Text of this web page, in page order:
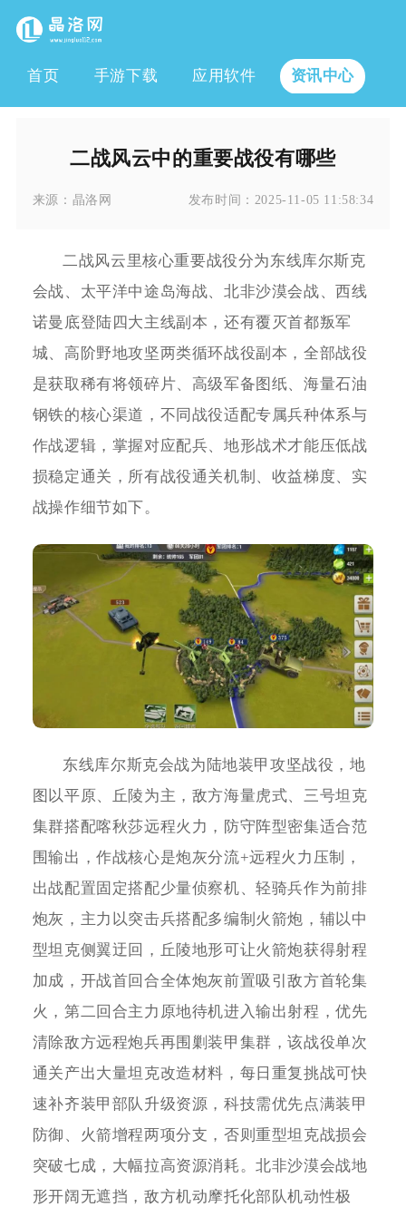
首页 手游下载 应用软件 资讯中心
二战风云中的重要战役有哪些
来源： 晶洛网 发布时间： 2025-11-05 11:58:34
二战风云里核心重要战役分为东线库尔斯克
会战、太平洋中途岛海战、北非沙漠会战、西线
诺曼底登陆四大主线副本，还有覆灭首都叛军
城、高阶野地攻坚两类循环战役副本，全部战役
是获取稀有将领碎片、高级军备图纸、海量石油
钢铁的核心渠道，不同战役适配专属兵种体系与
作战逻辑，掌握对应配兵、地形战术才能压低战
损稳定通关，所有战役通关机制、收益梯度、实
战操作细节如下。
东线库尔斯克会战为陆地装甲攻坚战役，地
图以平原、丘陵为主，敌方海量虎式、三号坦克
集群搭配喀秋莎远程火力，防守阵型密集适合范
围输出，作战核心是炮灰分流+远程火力压制，
出战配置固定搭配少量侦察机、轻骑兵作为前排
炮灰，主力以突击兵搭配多编制火箭炮，辅以中
型坦克侧翼迂回，丘陵地形可让火箭炮获得射程
加成，开战首回合全体炮灰前置吸引敌方首轮集
火，第二回合主力原地待机进入输出射程，优先
清除敌方远程炮兵再围剿装甲集群，该战役单次
通关产出大量坦克改造材料，每日重复挑战可快
速补齐装甲部队升级资源，科技需优先点满装甲
防御、火箭增程两项分支，否则重型坦克战损会
突破七成，大幅拉高资源消耗。北非沙漠会战地
形开阔无遮挡，敌方机动摩托化部队机动性极